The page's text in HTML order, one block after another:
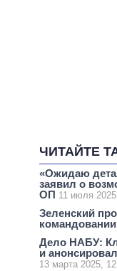
ЧИТАЙТЕ
«Ожидаю
заявил о
ОП 11 июля
Зеленский
Дело НАБУ:
и
13 марта 2025,